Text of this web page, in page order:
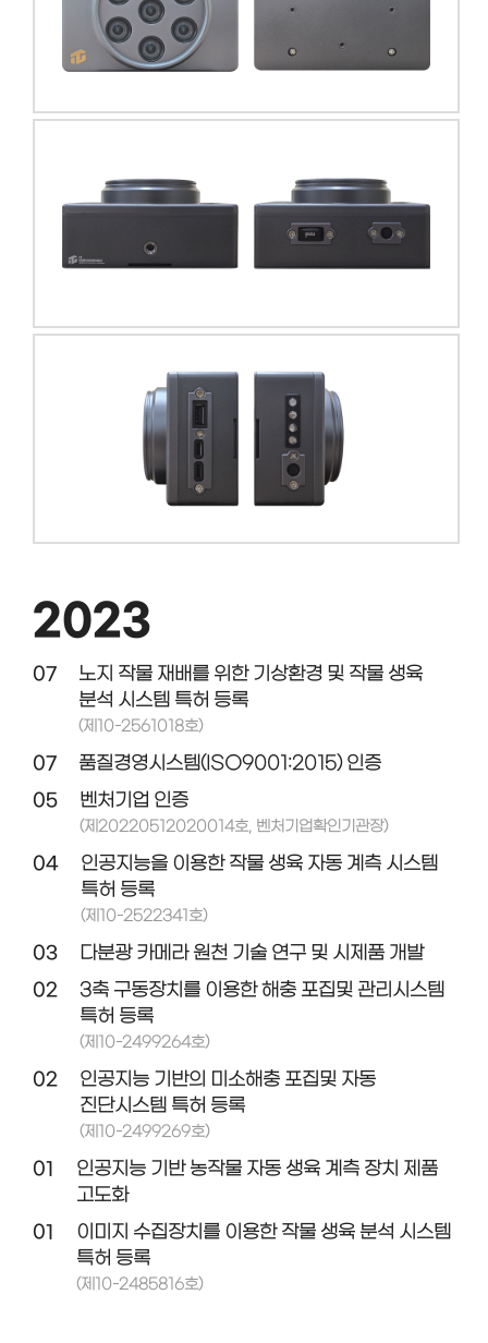
2023
07
노지 작물 재배를 위한 기상환경 및 작물 생육
분석 시스템 특허 등록
(제10-2561018호)
07
품질경영시스템(ISO9001:2015) 인증
05
벤처기업 인증
(제20220512020014호, 벤처기업확인기관장)
04
인공지능을 이용한 작물 생육 자동 계측 시스템
특허 등록
(제10-2522341호)
03
다분광 카메라 원천 기술 연구 및 시제품 개발
02
3축 구동장치를 이용한 해충 포집및 관리시스템
특허 등록
(제10-2499264호)
02
인공지능 기반의 미소해충 포집및 자동
진단시스템 특허 등록
(제10-2499269호)
01
인공지능 기반 농작물 자동 생육 계측 장치 제품
고도화
01
이미지 수집장치를 이용한 작물 생육 분석 시스템
특허 등록
(제10-2485816호)